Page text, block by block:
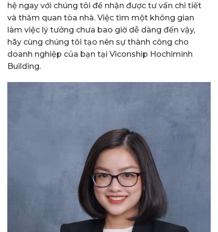
hệ ngay với chúng tôi để nhận được tư vấn chi tiết
và thăm quan tòa nhà. Việc tìm một không gian
làm việc lý tưởng chưa bao giờ dễ dàng đến vậy,
hãy cùng chúng tôi tạo nên sự thành công cho
doanh nghiệp của bạn tại Viconship Hochiminh
Building.